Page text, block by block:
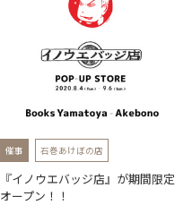
催事 石巻あけぼの店
『イノウエバッジ店』が期間限定
オープン！！